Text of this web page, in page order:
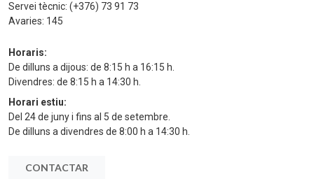
Servei tècnic: (+376) 73 91 73
Avaries: 145
Horaris:
De dilluns a dijous: de 8:15 h a 16:15 h.
Divendres: de 8:15 h a 14:30 h.
Horari estiu:
Del 24 de juny i fins al 5 de setembre.
De dilluns a divendres de 8:00 h a 14:30 h.
CONTACTAR